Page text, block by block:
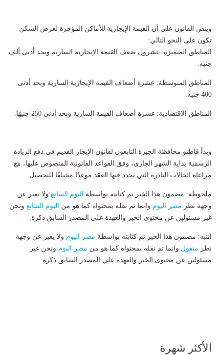
وينص القانون على أن القيمة الإيجارية للأماكن المؤجرة لغرض السكن
تكون على النحو التالي:
المناطق المتميزة: عشرون ضعف القيمة الإيجارية السارية وبحد أدنى ألف
جنيه.
المناطق المتوسطة: عشرة أضعاف القيمة الإيجارية السارية وبحد أدنى
400 جنيه.
المناطق الاقتصادية: عشرة أضعاف القيمة السارية وبحد أدنى 250 جنيهًا.
وبدأ قاطنو محافظة الجيزة التابعون لقانون الإيجار القديم في دفع الزيادة
الرسمية بداية الشهر الجاري، وفق القواعد القانونية المنصوص عليها، مع
مراعاة الحالات النادرة التي يحدد فيها العقد موعدًا مختلفًا للتحصيل.
ملحوظة: مضمون هذا الخبر تم كتابته بواسطة اليوم السابع ولا يعبر عن
وجهة نظر مصر اليوم وانما تم نقله بمحتواه كما هو من اليوم السابع ونحن
غير مسئولين عن محتوى الخبر والعهدة علي المصدر السابق ذكرة.
انتبه: مضمون هذا الخبر تم كتابته بواسطة مصر اليوم ولا يعبر عن وجهة
نظر منقول وانما تم نقله بمحتواه كما هو من مصر اليوم ونحن غير
مسئولين عن محتوى الخبر والعهدة علي المصدر السابق ذكرة.
الأكثر شهرة